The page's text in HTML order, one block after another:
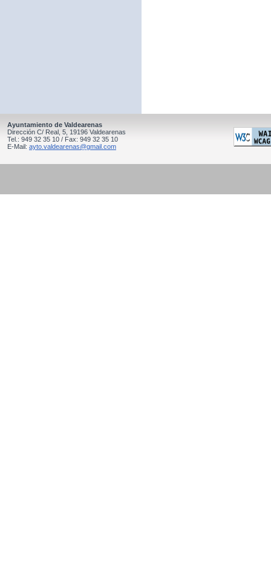
Ayuntamiento de Valdearenas
Dirección C/ Real, 5, 19196 Valdearenas
Tel.: 949 32 35 10 / Fax: 949 32 35 10
E-Mail: ayto.valdearenas@gmail.com